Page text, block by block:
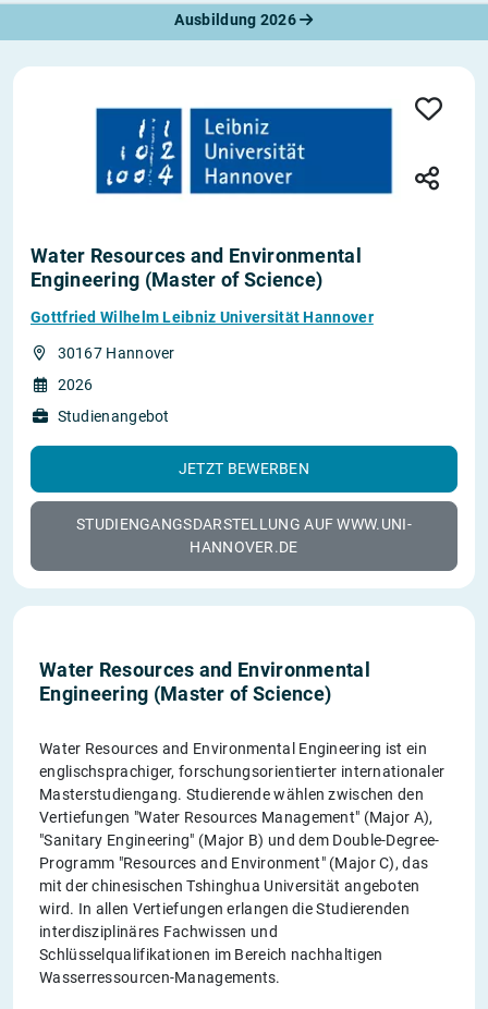
Ausbildung 2026
Water Resources and Environmental
Engineering (Master of Science)
Gottfried Wilhelm Leibniz Universität Hannover
30167 Hannover
2026
Studienangebot
JETZT BEWERBEN
STUDIENGANGSDARSTELLUNG AUF WWW.UNI-
HANNOVER.DE
Water Resources and Environmental
Engineering (Master of Science)
Water Resources and Environmental Engineering ist ein
englischsprachiger, forschungsorientierter internationaler
Masterstudiengang. Studierende wählen zwischen den
Vertiefungen "Water Resources Management" (Major A),
"Sanitary Engineering" (Major B) und dem Double-Degree-
Programm "Resources and Environment" (Major C), das
mit der chinesischen Tshinghua Universität angeboten
wird. In allen Vertiefungen erlangen die Studierenden
interdisziplinäres Fachwissen und
Schlüsselqualifikationen im Bereich nachhaltigen
Wasserressourcen-Managements.